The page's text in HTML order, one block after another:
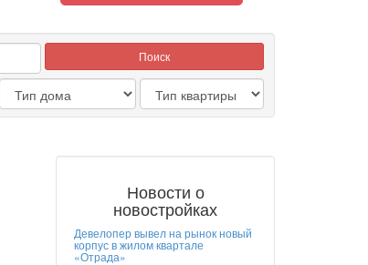
Поиск
Новости о
новостройках
Девелопер вывел на рынок новый
корпус в жилом квартале
«Отрада»